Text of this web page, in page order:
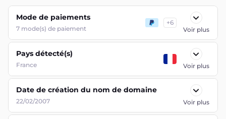
Mode de paiements
7 mode(s) de paiement
+6
Voir plus
Pays détecté(s)
France Voir plus
Date de création du nom de domaine
22/02/2007 Voir plus